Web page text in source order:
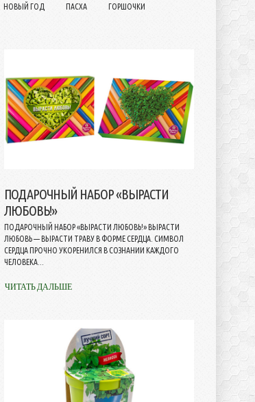
НОВЫЙ ГОД ПАСХА ГОРШОЧКИ
ПОДАРОЧНЫЙ НАБОР «ВЫРАСТИ
ЛЮБОВЬ!»
ПОДАРОЧНЫЙ НАБОР «ВЫРАСТИ ЛЮБОВЬ!» ВЫРАСТИ
ЛЮБОВЬ — ВЫРАСТИ ТРАВУ В ФОРМЕ СЕРДЦА. СИМВОЛ
СЕРДЦА ПРОЧНО УКОРЕНИЛСЯ В СОЗНАНИИ КАЖДОГО
ЧЕЛОВЕКА...
ЧИТАТЬ ДАЛЬШЕ